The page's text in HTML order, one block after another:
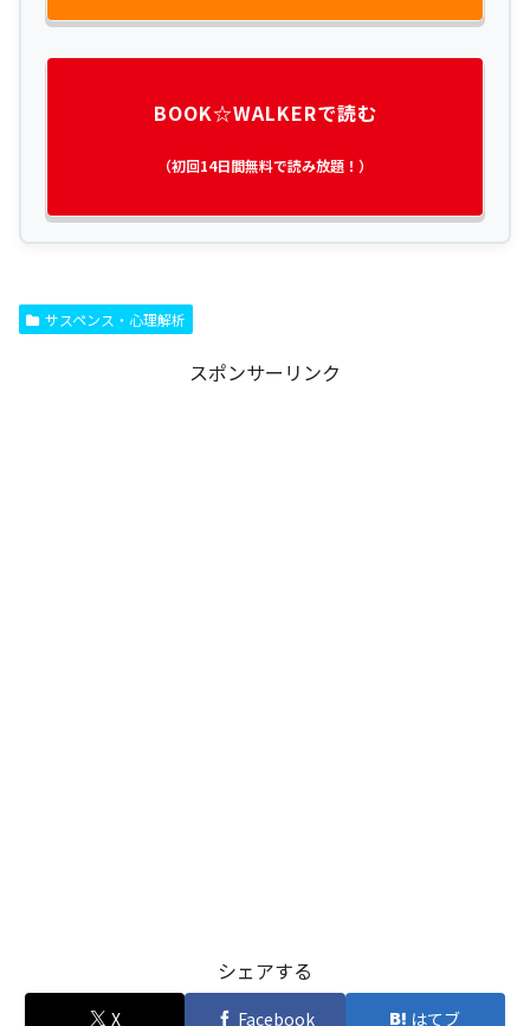
BOOK☆WALKERで読む
（初回14日間無料で読み放題！）
サスペンス・心理解析
スポンサーリンク
シェアする
X Facebook はてブ